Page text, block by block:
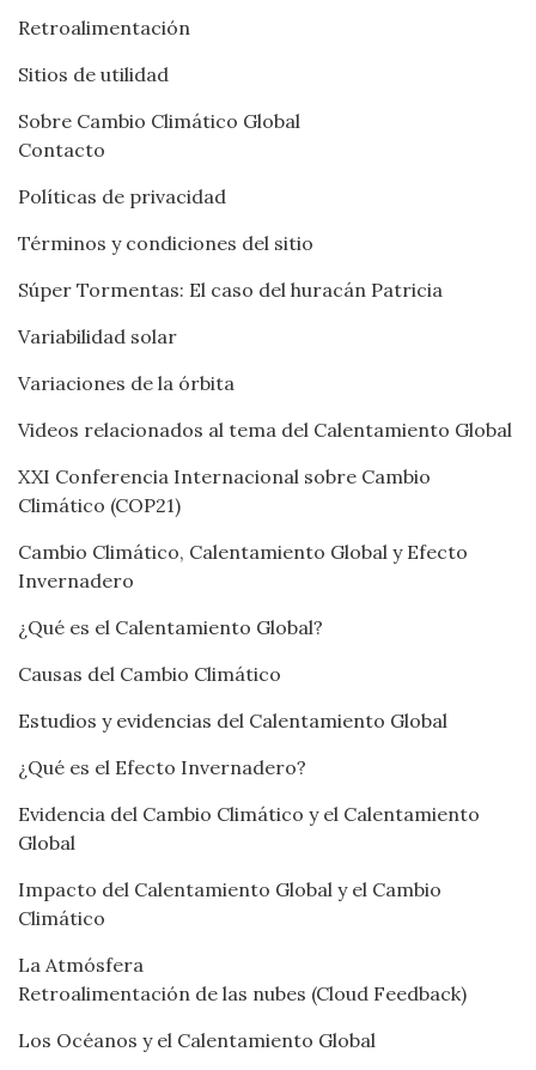
Retroalimentación
Sitios de utilidad
Sobre Cambio Climático Global
Contacto
Políticas de privacidad
Términos y condiciones del sitio
Súper Tormentas: El caso del huracán Patricia
Variabilidad solar
Variaciones de la órbita
Videos relacionados al tema del Calentamiento Global
XXI Conferencia Internacional sobre Cambio
Climático (COP21)
Cambio Climático, Calentamiento Global y Efecto
Invernadero
¿Qué es el Calentamiento Global?
Causas del Cambio Climático
Estudios y evidencias del Calentamiento Global
¿Qué es el Efecto Invernadero?
Evidencia del Cambio Climático y el Calentamiento
Global
Impacto del Calentamiento Global y el Cambio
Climático
La Atmósfera
Retroalimentación de las nubes (Cloud Feedback)
Los Océanos y el Calentamiento Global